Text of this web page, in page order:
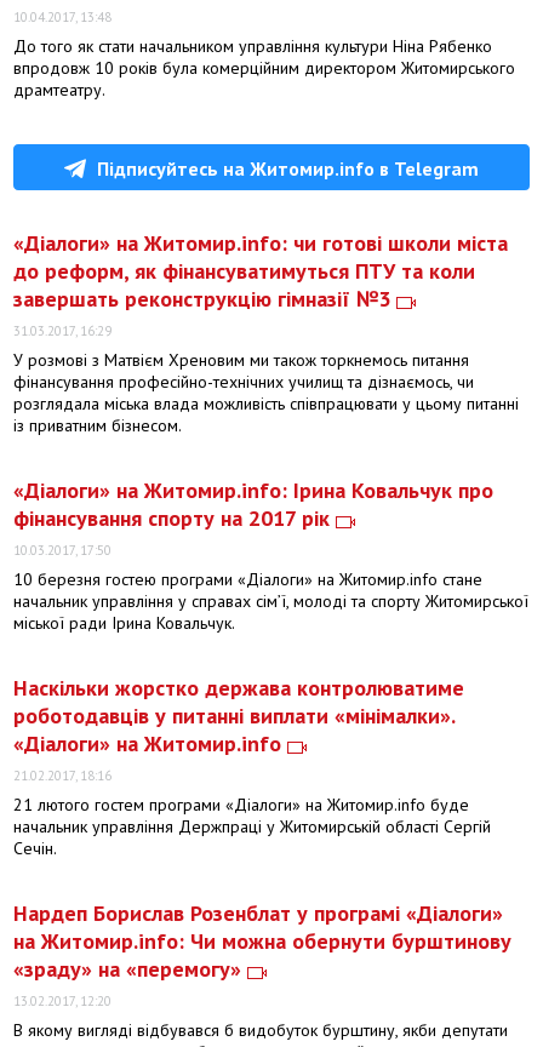
10.04.2017, 13:48
До того як стати начальником управління культури Ніна Рябенко
впродовж 10 років була комерційним директором Житомирського
драмтеатру.
Підписуйтесь на Житомир.info в Telegram
«Діалоги» на Житомир.info: чи готові школи міста
до реформ, як фінансуватимуться ПТУ та коли
завершать реконструкцію гімназії №3
31.03.2017, 16:29
У розмові з Матвієм Хреновим ми також торкнемось питання
фінансування професійно-технічних училищ та дізнаємось, чи
розглядала міська влада можливість співпрацювати у цьому питанні
із приватним бізнесом.
«Діалоги» на Житомир.info: Ірина Ковальчук про
фінансування спорту на 2017 рік
10.03.2017, 17:50
10 березня гостею програми «Діалоги» на Житомир.info стане
начальник управління у справах сім’ї, молоді та спорту Житомирської
міської ради Ірина Ковальчук.
Наскільки жорстко держава контролюватиме
роботодавців у питанні виплати «мінімалки».
«Діалоги» на Житомир.info
21.02.2017, 18:16
21 лютого гостем програми «Діалоги» на Житомир.info буде
начальник управління Держпраці у Житомирській області Сергій
Сечін.
Нардеп Борислав Розенблат у програмі «Діалоги»
на Житомир.info: Чи можна обернути бурштинову
«зраду» на «перемогу»
13.02.2017, 12:20
В якому вигляді відбувався б видобуток бурштину, якби депутати